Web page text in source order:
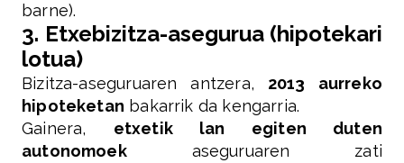
barne).
3. Etxebizitza-asegurua (hipotekari
lotua)
Bizitza-aseguruaren antzera, 2013 aurreko
hipoteketan bakarrik da kengarria.
Gainera, etxetik lan egiten duten
autonomoekaseguruaren zati